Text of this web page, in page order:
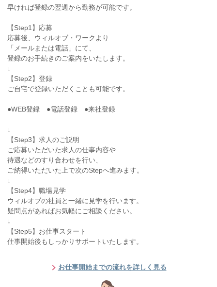
早ければ登録の翌週から勤務が可能です。
【Step1】応募
応募後、ウィルオブ・ワークより
「メールまたは電話」にて、
登録のお手続きのご案内をいたします。
↓
【Step2】登録
ご自宅で登録いただくことも可能です。
●WEB登録 ●電話登録 ●来社登録
↓
【Step3】求人のご説明
ご応募いただいた求人の仕事内容や
待遇などのすり合わせを行い、
ご納得いただいた上で次のStepへ進みます。
↓
【Step4】職場見学
ウィルオブの社員と一緒に見学を行います。
疑問点があればお気軽にご相談ください。
↓
【Step5】お仕事スタート
仕事開始後もしっかりサポートいたします。
お仕事開始までの流れを詳しく見る